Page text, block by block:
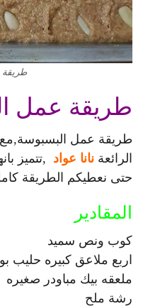
طريقة
طريقة عمل
طريقة عمل البسبوسة,مع
الرائعة نانا عواد ,تتميز
حتى نعطيكم الطريقة
المقادير
كوب ونص سميد
اربع ملاعق كبيره حليب
ملعقه بيك مباودر صغيره
رشة ملح